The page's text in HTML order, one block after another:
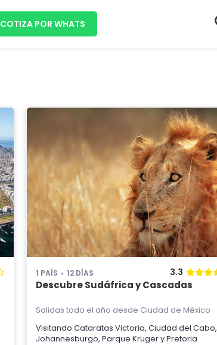
COTIZA POR WHATS
1 PAÍS 12 DÍAS 3.3
Descubre Sudáfrica y Cascadas
Salidas todo el año desde Ciudad de México
VisitandoCataratas Victoria,Ciudad del Cabo,
Johannesburgo,Parque KrugeryPretoria